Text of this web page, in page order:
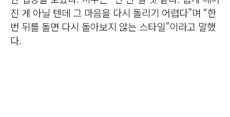
진 게 아닐 텐데 그 마음을 다시 돌리기 어렵다”며 “한
번 뒤를 돌면 다시 돌아보지 않는 스타일”이라고 말했
다.